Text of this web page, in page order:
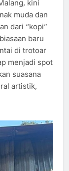
kini
muda dan
dari “kopi”
baru
di trotoar
menjadi spot
suasana
artistik,